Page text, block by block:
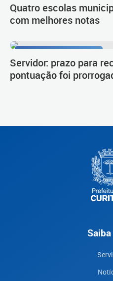
Quatro escolas
com melhores notas
Servidor: prazo para
pontuação foi